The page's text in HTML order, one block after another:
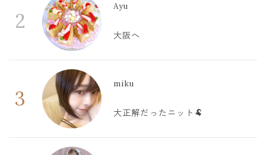
2
Ayu
大阪へ
3
miku
大正解だったニット🐏